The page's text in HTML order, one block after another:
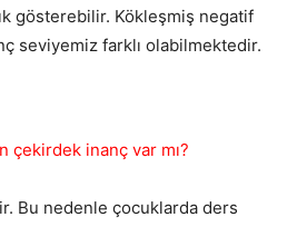
gösterebilir. Kökleşmiş negatif
seviyemiz farklı olabilmektedir.
çekirdek inanç var mı?
Bu nedenle çocuklarda ders